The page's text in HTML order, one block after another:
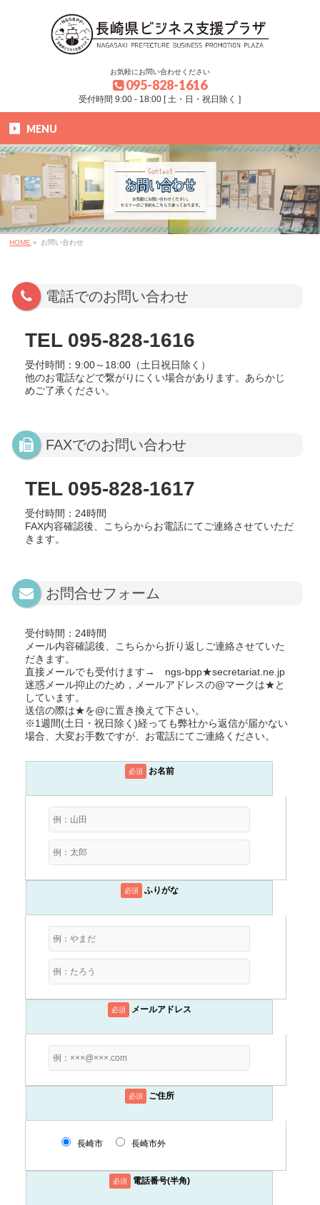
お気軽にお問い合わせください
095-828-1616
受付時間 9:00 - 18:00 [ 土・日・祝日除く ]
MENU
HOME » お問い合わせ
電話でのお問い合わせ
TEL 095-828-1616
受付時間：9:00～18:00（土日祝日除く）
他のお電話などで繋がりにくい場合があります。あらかじ
めご了承ください。
FAXでのお問い合わせ
TEL 095-828-1617
受付時間：24時間
FAX内容確認後、こちらからお電話にてご連絡させていただ
きます。
お問合せフォーム
受付時間：24時間
メール内容確認後、こちらから折り返しご連絡させていた
だきます。
直接メールでも受付けます→ ngs-bpp★secretariat.ne.jp
迷惑メール抑止のため，メールアドレスの@マークは★と
しています。
送信の際は★を@に置き換えて下さい。
※1週間(土日・祝日除く)経っても弊社から返信が届かない
場合、大変お手数ですが、お電話にてご連絡ください。
必須 お名前
必須 ふりがな
必須 メールアドレス
必須 ご住所
長崎市 長崎市外
必須 電話番号(半角)